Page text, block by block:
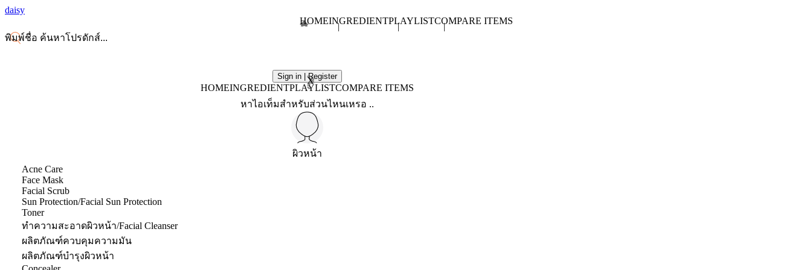
daisy
HOMEINGREDIENTPLAYLISTCOMPARE ITEMS
Sign in | Register
X
HOMEINGREDIENTPLAYLISTCOMPARE ITEMS
หาไอเท็มสำหรับส่วนไหนเหรอ ..
ผิวหน้า
Acne Care
Face Mask
Facial Scrub
Sun Protection/Facial Sun Protection
Toner
ทำความสะอาดผิวหน้า/Facial Cleanser
ผลิตภัณฑ์ควบคุมความมัน
ผลิตภัณฑ์บำรุงผิวหน้า